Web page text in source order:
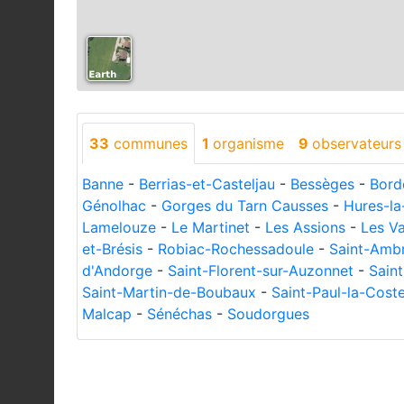
33 communes 1 organisme 9 observateurs
Banne - Berrias-et-Casteljau - Bessèges -
Génolhac - Gorges du Tarn Causses - Hures-
Lamelouze - Le Martinet - Les Assions - Les
et-Brésis - Robiac-Rochessadoule - Saint-
d'Andorge - Saint-Florent-sur-Auzonnet -
Saint-Martin-de-Boubaux - Saint-Paul-la-
Malcap - Sénéchas - Soudorgues